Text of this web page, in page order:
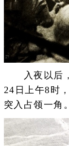
入夜以后，
24日上午8时
突入占领一角。